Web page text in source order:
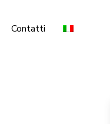
Contatti